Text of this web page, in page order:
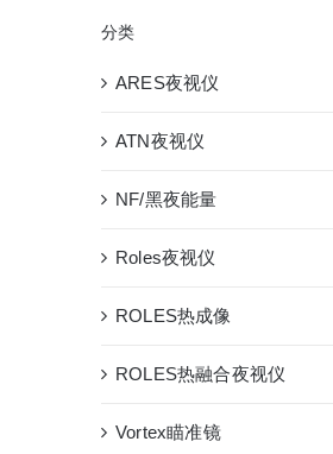
分类
ARES夜视仪
ATN夜视仪
NF/黑夜能量
Roles夜视仪
ROLES热成像
ROLES热融合夜视仪
Vortex瞄准镜